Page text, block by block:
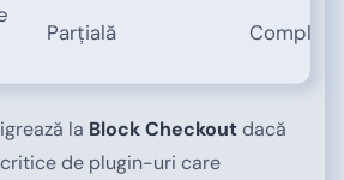
Parțială Completă
la Block Checkoutdacă
de plugin-uri care